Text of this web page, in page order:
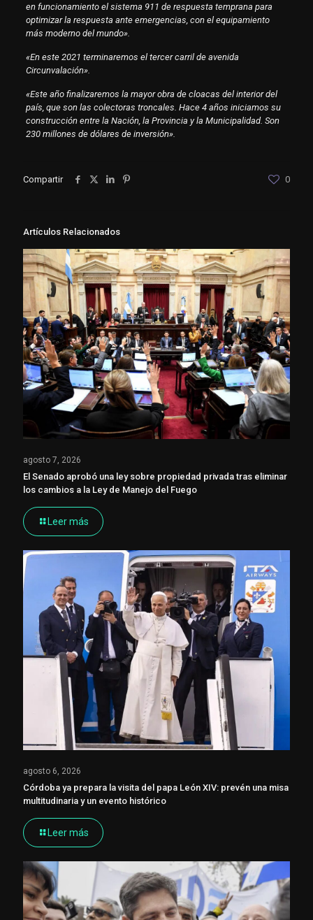
en funcionamiento el sistema 911 de respuesta temprana para
optimizar la respuesta ante emergencias, con el equipamiento
más moderno del mundo».
«En este 2021 terminaremos el tercer carril de avenida
Circunvalación».
«Este año finalizaremos la mayor obra de cloacas del interior del
país, que son las colectoras troncales. Hace 4 años iniciamos su
construcción entre la Nación, la Provincia y la Municipalidad. Son
230 millones de dólares de inversión».
Compartir 0
Artículos Relacionados
agosto 7, 2026
El Senado aprobó una ley sobre propiedad privada tras eliminar
los cambios a la Ley de Manejo del Fuego
Leer más
agosto 6, 2026
Córdoba ya prepara la visita del papa León XIV: prevén una misa
multitudinaria y un evento histórico
Leer más